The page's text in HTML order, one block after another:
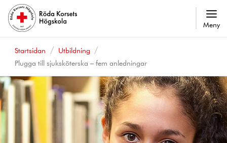
Meny
Startsidan
Utbildning
Plugga till sjuksköterska – fem anledningar